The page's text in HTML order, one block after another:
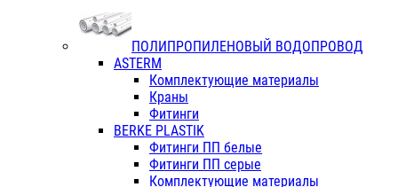
ПОЛИПРОПИЛЕНОВЫЙ ВОДОПРОВОД
ASTERM
Комплектующие материалы
Краны
Фитинги
BERKE PLASTIK
Фитинги ПП белые
Фитинги ПП серые
Комплектующие материалы